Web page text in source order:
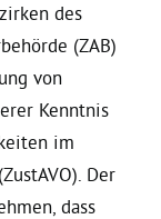
des
(ZAB)
von
Kenntnis
im
Der
dass